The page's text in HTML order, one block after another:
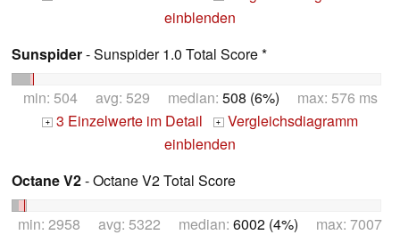
einblenden
Sunspider- Sunspider 1.0 Total Score *
min: 504 avg: 529 median: 508 (6%) max: 576 ms
+ 3 Einzelwerte im Detail + Vergleichsdiagramm
einblenden
Octane V2- Octane V2 Total Score
min: 2958 avg: 5322 median: 6002 (4%) max: 7007